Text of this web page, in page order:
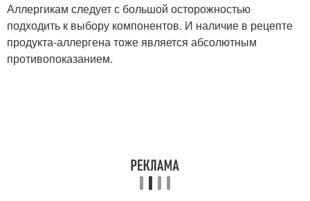
Аллергикам следует с большой осторожностью
подходить к выбору компонентов. И наличие в рецепте
продукта-аллергена тоже является абсолютным
противопоказанием.